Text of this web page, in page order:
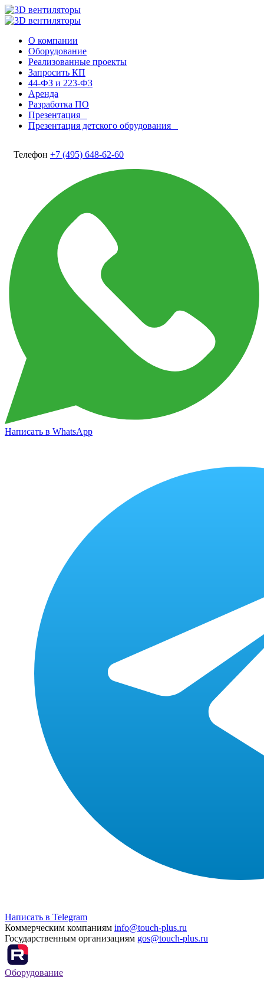
О компании
Оборудование
Реализованные проекты
Запросить КП
44-ФЗ и 223-ФЗ
Аренда
Разработка ПО
Презентация
Презентация детского обрудования
Телефон +7 (495) 648-62-60
Написать в WhatsApp
Написать в Telegram
Коммерческим компаниям info@touch-plus.ru
Государственным организациям gos@touch-plus.ru
Оборудование